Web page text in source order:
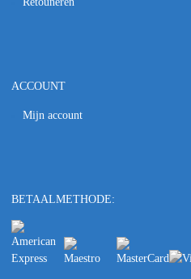
ACCOUNT
Mijn account
BETAALMETHODE: